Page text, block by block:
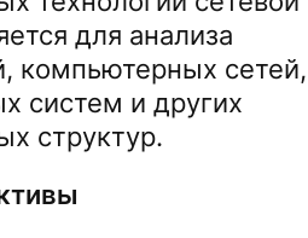
для анализа
компьютерных сетей,
систем и других
структур.